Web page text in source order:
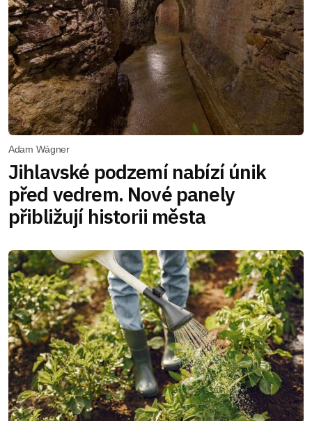
Adam Wágner
Jihlavské podzemí nabízí únik
před vedrem. Nové panely
přibližují historii města